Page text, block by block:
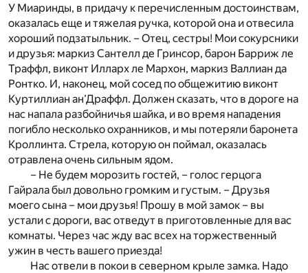
У Миаринды, в придачу к перечисленным достоинствам,
оказалась еще и тяжелая ручка, которой она и отвесила
хороший подзатыльник. – Отец, сестры! Мои сокурсники
и друзья: маркиз Сантелл де Гринсор, барон Барриж ле
Траффл, виконт Илларх ле Мархон, маркиз Валлиан да
Ронтко. И, наконец, мой сосед по общежитию виконт
Куртиллиан ан’Драффл. Должен сказать, что в дороге на
нас напала разбойничья шайка, и во время нападения
погибло несколько охранников, и мы потеряли баронета
Кроллинта. Стрела, которую он поймал, оказалась
отравлена очень сильным ядом.
– Не будем морозить гостей, – голос герцога
Гайрала был довольно громким и густым. – Друзья
моего сына – мои друзья! Прошу в мой замок – вы
устали с дороги, вас отведут в приготовленные для вас
комнаты. Через час жду вас всех на торжественный
ужин в честь вашего приезда!
Нас отвели в покои в северном крыле замка. Надо